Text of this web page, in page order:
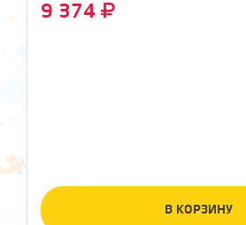
9 374
В КОРЗИНУ